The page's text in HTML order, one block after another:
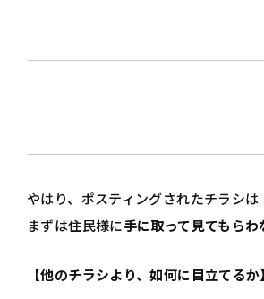
やはり、ポスティングされたチラシは
まずは住民様に手に取って見てもらわ
【他のチラシより、如何に目立てるか